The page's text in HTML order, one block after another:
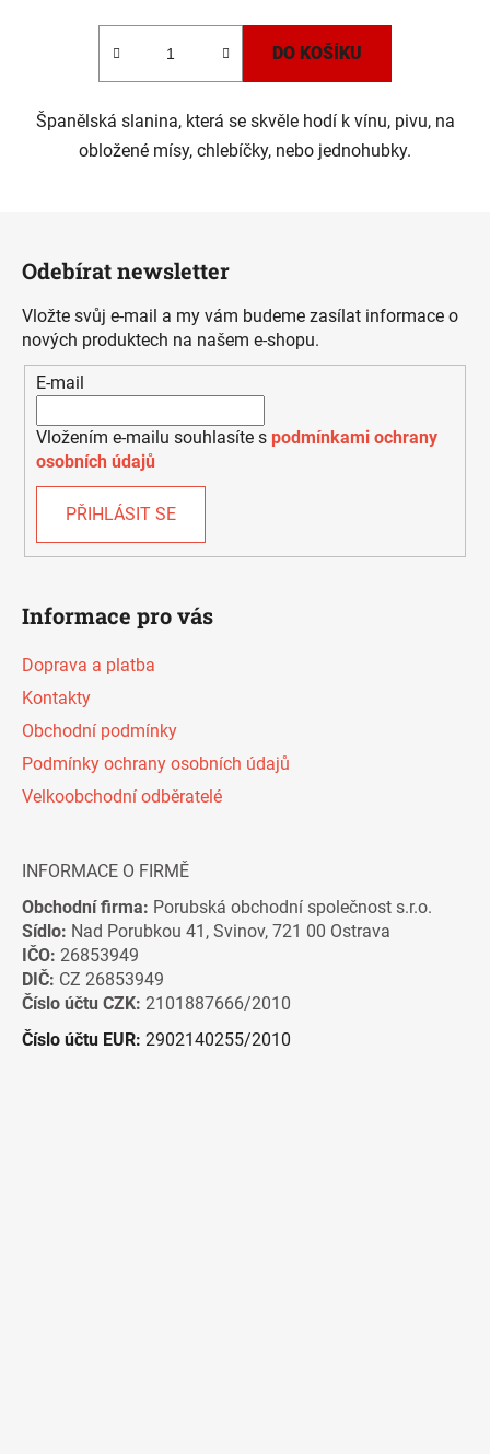
DO KOŠÍKU
Španělská slanina, která se skvěle hodí k vínu, pivu, na
obložené mísy, chlebíčky, nebo jednohubky.
Odebírat newsletter
Vložte svůj e-mail a my vám budeme zasílat informace o
nových produktech na našem e-shopu.
E-mail
Vložením e-mailu souhlasíte s podmínkami ochrany
osobních údajů
PŘIHLÁSIT SE
Informace pro vás
Doprava a platba
Kontakty
Obchodní podmínky
Podmínky ochrany osobních údajů
Velkoobchodní odběratelé
INFORMACE O FIRMĚ
Obchodní firma: Porubská obchodní společnost s.r.o.
Sídlo: Nad Porubkou 41, Svinov, 721 00 Ostrava
IČO: 26853949
DIČ: CZ 26853949
Číslo účtu CZK: 2101887666/2010
Číslo účtu EUR: 2902140255/2010